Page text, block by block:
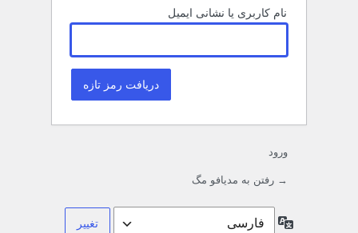
نام کاربری یا نشانی ایمیل
ورود
→ رفتن به مدیافو مگ
زبان